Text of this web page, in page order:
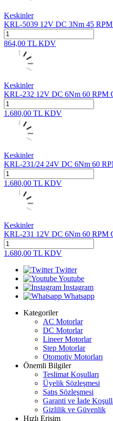
Keskinler
KRL-5039 12V DC 3Nm 45 RPM
864,00 TL KDV
Keskinler
KRL-232 12V DC 6Nm 60 RPM
1.680,00 TL KDV
Keskinler
KRL-231/24 24V DC 6Nm 60
1.680,00 TL KDV
Keskinler
KRL-231 12V DC 6Nm 60 RPM
1.680,00 TL KDV
Twitter
Youtube
Instagram
Whatsapp
Kategoriler
AC Motorlar
DC Motorlar
Lineer Motorlar
Step Motorlar
Otomotiv Motorları
Önemli Bilgiler
Teslimat Koşulları
Üyelik Sözleşmesi
Satış Sözleşmesi
Garanti ve İade
Gizlilik ve Güvenlik
Hızlı Erişim